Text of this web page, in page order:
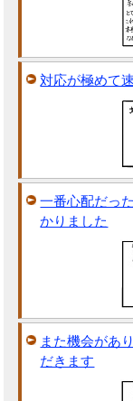
対応が極めて
一番心配だっ
かりました
また機会があ
だきます